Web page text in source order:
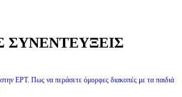
ΣΥΝΕΝΤΕΥΞΕΙΣ
ΕΡΤ. Πως να περάσετε όμορφες διακοπές με τα παιδιά